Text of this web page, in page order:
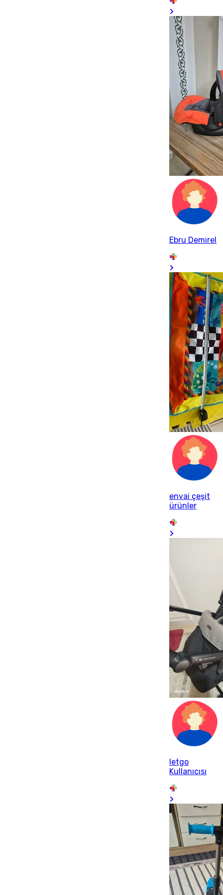
Ebru Demirel
envai çeşit
ürünler
letgo
Kullanıcısı